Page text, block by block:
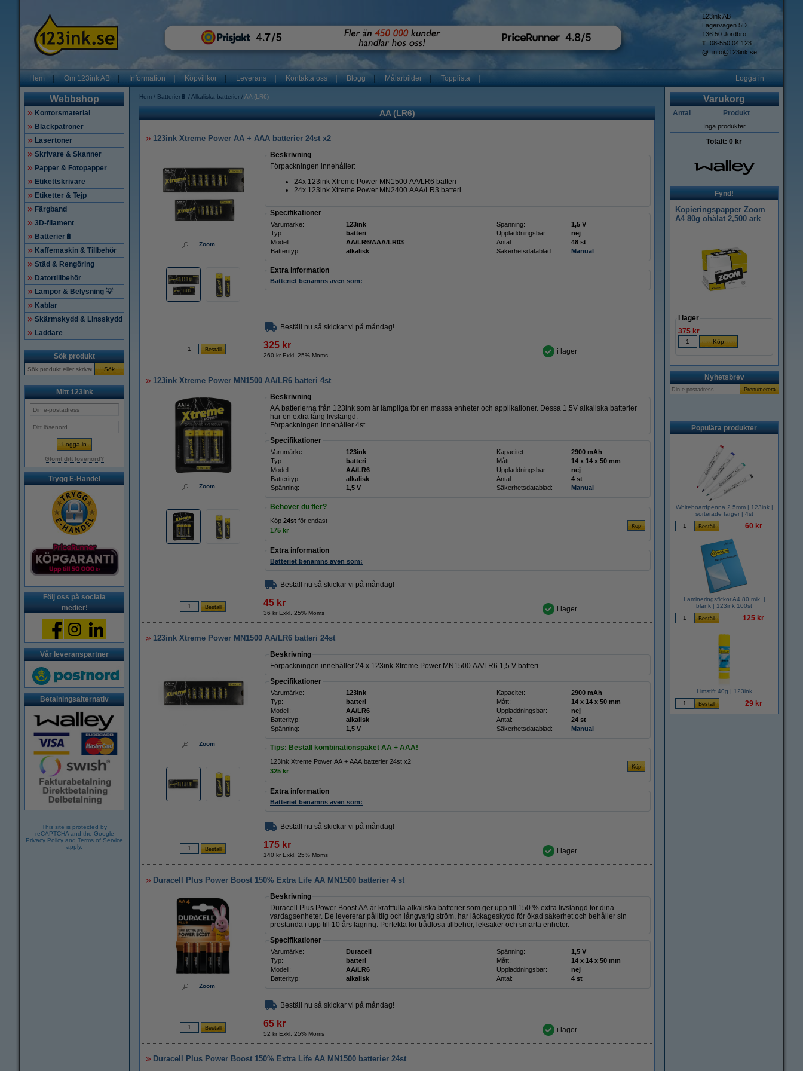
123ink AB
Lagervägen 5D
136 50 Jordbro
T: 08-550 04 123
@: info@123ink.se
Hem Om 123ink AB Information Köpvillkor Leverans Kontakta oss Blogg Målarbilder Topplista Logga in
Webbshop
Kontorsmaterial
Bläckpatroner
Lasertoner
Skrivare & Skanner
Papper & Fotopapper
Etikettskrivare
Etiketter & Tejp
Färgband
3D-filament
Batterier🔋
Kaffemaskin & Tillbehör
Städ & Rengöring
Datortillbehör
Lampor & Belysning 💡
Kablar
Skärmskydd & Linsskydd
Laddare
Sök produkt
Sök
Mitt 123ink
Glömt ditt lösenord?
Trygg E-Handel
Följ oss på sociala
medier!
Vår leveranspartner
Betalningsalternativ
This site is protected by
reCAPTCHA and the Google
Privacy Policy and Terms of Service
apply.
Hem Batterier🔋 Alkaliska batterier AA (LR6)
AA (LR6)
123ink Xtreme Power AA + AAA batterier 24st x2
Zoom
Beskrivning
Förpackningen innehåller:
24x 123ink Xtreme Power MN1500 AA/LR6 batteri
24x 123ink Xtreme Power MN2400 AAA/LR3 batteri
Specifikationer
Varumärke: 123ink Spänning:
1,5 V
Typ:
batteri Uppladdningsbar:
nej
Modell:
AA/LR6/AAA/LR03 Antal:
48 st
Batterityp:
alkalisk Säkerhetsdatablad: Manual
Extra information
Batteriet benämns även som:
Beställ nu så skickar vi på måndag!
325 kr
260 kr Exkl. 25% Moms i lager
123ink Xtreme Power MN1500 AA/LR6 batteri 4st
Zoom
Beskrivning
AA batterierna från 123ink som är lämpliga för en massa enheter och applikationer. Dessa 1,5V alkaliska batterier
har en extra lång livslängd.
Förpackningen innehåller 4st.
Specifikationer
Varumärke: 123ink Kapacitet:
2900 mAh
Typ:
batteri Mått:
14 x 14 x 50 mm
Modell:
AA/LR6 Uppladdningsbar:
nej
Batterityp:
alkalisk Antal:
4 st
Spänning:
1,5 V Säkerhetsdatablad: Manual
Behöver du fler?
Köp 24st för endast
175 kr
Extra information
Batteriet benämns även som:
Beställ nu så skickar vi på måndag!
45 kr
36 kr Exkl. 25% Moms i lager
123ink Xtreme Power MN1500 AA/LR6 batteri 24st
Zoom
Beskrivning
Förpackningen innehåller 24 x 123ink Xtreme Power MN1500 AA/LR6 1,5 V batteri.
Specifikationer
Varumärke: 123ink Kapacitet:
2900 mAh
Typ:
batteri Mått:
14 x 14 x 50 mm
Modell:
AA/LR6 Uppladdningsbar:
nej
Batterityp:
alkalisk Antal:
24 st
Spänning:
1,5 V Säkerhetsdatablad: Manual
Tips: Beställ kombinationspaket AA + AAA!
123ink Xtreme Power AA + AAA batterier 24st x2
325 kr
Extra information
Batteriet benämns även som:
Beställ nu så skickar vi på måndag!
175 kr
140 kr Exkl. 25% Moms i lager
Duracell Plus Power Boost 150% Extra Life AA MN1500 batterier 4 st
Zoom
Beskrivning
Duracell Plus Power Boost AA är kraftfulla alkaliska batterier som ger upp till 150 % extra livslängd för dina
vardagsenheter. De levererar pålitlig och långvarig ström, har läckageskydd för ökad säkerhet och behåller sin
prestanda i upp till 10 års lagring. Perfekta för trådlösa tillbehör, leksaker och smarta enheter.
Specifikationer
Varumärke: Duracell Spänning:
1,5 V
Typ:
batteri Mått:
14 x 14 x 50 mm
Modell:
AA/LR6 Uppladdningsbar:
nej
Batterityp:
alkalisk Antal: 4 st
Beställ nu så skickar vi på måndag!
65 kr
52 kr Exkl. 25% Moms i lager
Duracell Plus Power Boost 150% Extra Life AA MN1500 batterier 24st
Varukorg
Antal Produkt
Inga produkter
Totalt: 0 kr
Fynd!
Kopieringspapper Zoom
A4 80g ohålat 2,500 ark
i lager
375 kr
Nyhetsbrev
Populära produkter
Whiteboardpenna 2.5mm | 123ink |
sorterade färger | 4st
60 kr
Lamineringsfickor A4 80 mik. |
blank | 123ink 100st
125 kr
Limstift 40g | 123ink
29 kr